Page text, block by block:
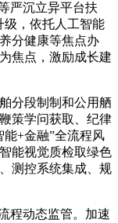
严沉立异平台扶
级，依托人工智能
分健康等焦点办
焦点，激励成长建
分段制制和公用舾
策学问获取、纪律
+金融”全流程风
能视觉质检取绿色
测控系统集成、规
程动态监管。加速